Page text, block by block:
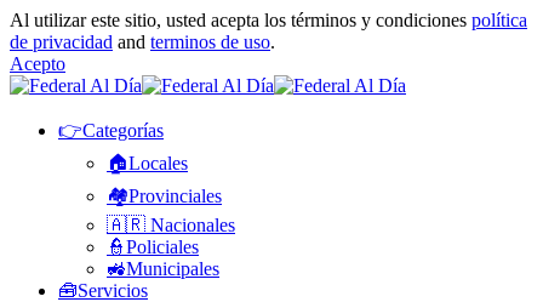
Al utilizar este sitio, usted acepta los términos y condiciones política
de privacidad and terminos de uso.
Acepto
👉Categorías
🏠Locales
🏘️Provinciales
🇦🇷 Nacionales
👮Policiales
🚜Municipales
🧰Servicios